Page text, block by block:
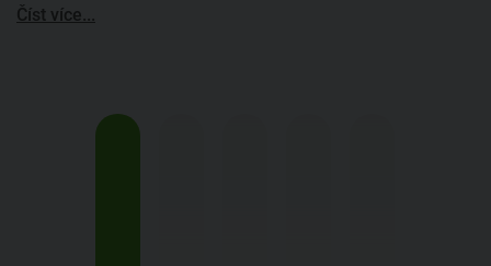
Číst více...